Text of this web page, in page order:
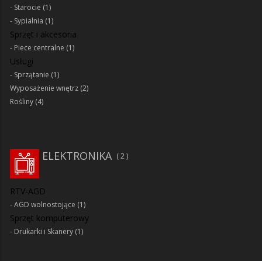
Starocie (1)
Sypialnia (1)
Sprzęt i akcesoria
Piece centralne (1)
Usługi
Sprzątanie (1)
Wyposażenie wnętrz (2)
Rośliny (4)
2
ELEKTRONIKA
RTV-AGD
AGD wolnostojące (1)
Sprzęt komputerowy
Drukarki i Skanery (1)